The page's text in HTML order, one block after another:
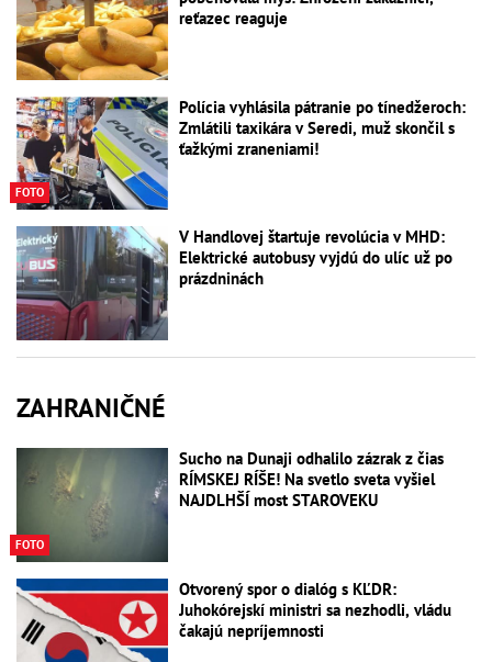
reťazec reaguje
FOTO
Polícia vyhlásila pátranie po tínedžeroch:
Zmlátili taxikára v Seredi, muž skončil s
ťažkými zraneniami!
V Handlovej štartuje revolúcia v MHD:
Elektrické autobusy vyjdú do ulíc už po
prázdninách
ZAHRANIČNÉ
FOTO
Sucho na Dunaji odhalilo zázrak z čias
RÍMSKEJ RÍŠE! Na svetlo sveta vyšiel
NAJDLHŠÍ most STAROVEKU
Otvorený spor o dialóg s KĽDR:
Juhokórejskí ministri sa nezhodli, vládu
čakajú nepríjemnosti